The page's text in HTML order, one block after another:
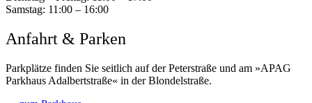
Samstag: 11:00 – 16:00
Anfahrt & Parken
Parkplätze finden Sie seitlich auf der Peterstraße und am »APAG
Parkhaus Adalbertstraße« in der Blondelstraße.